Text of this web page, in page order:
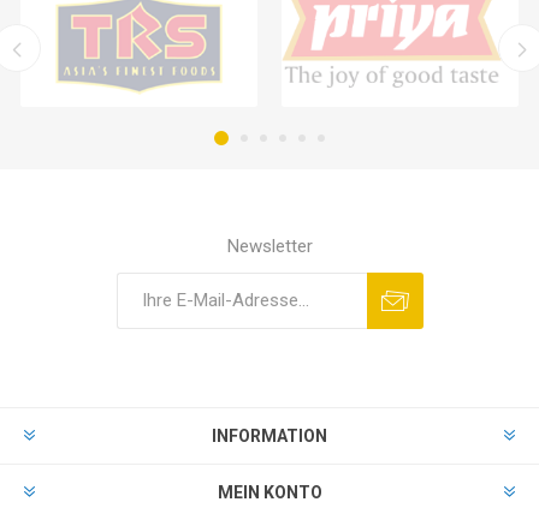
Newsletter
INFORMATION
MEIN KONTO